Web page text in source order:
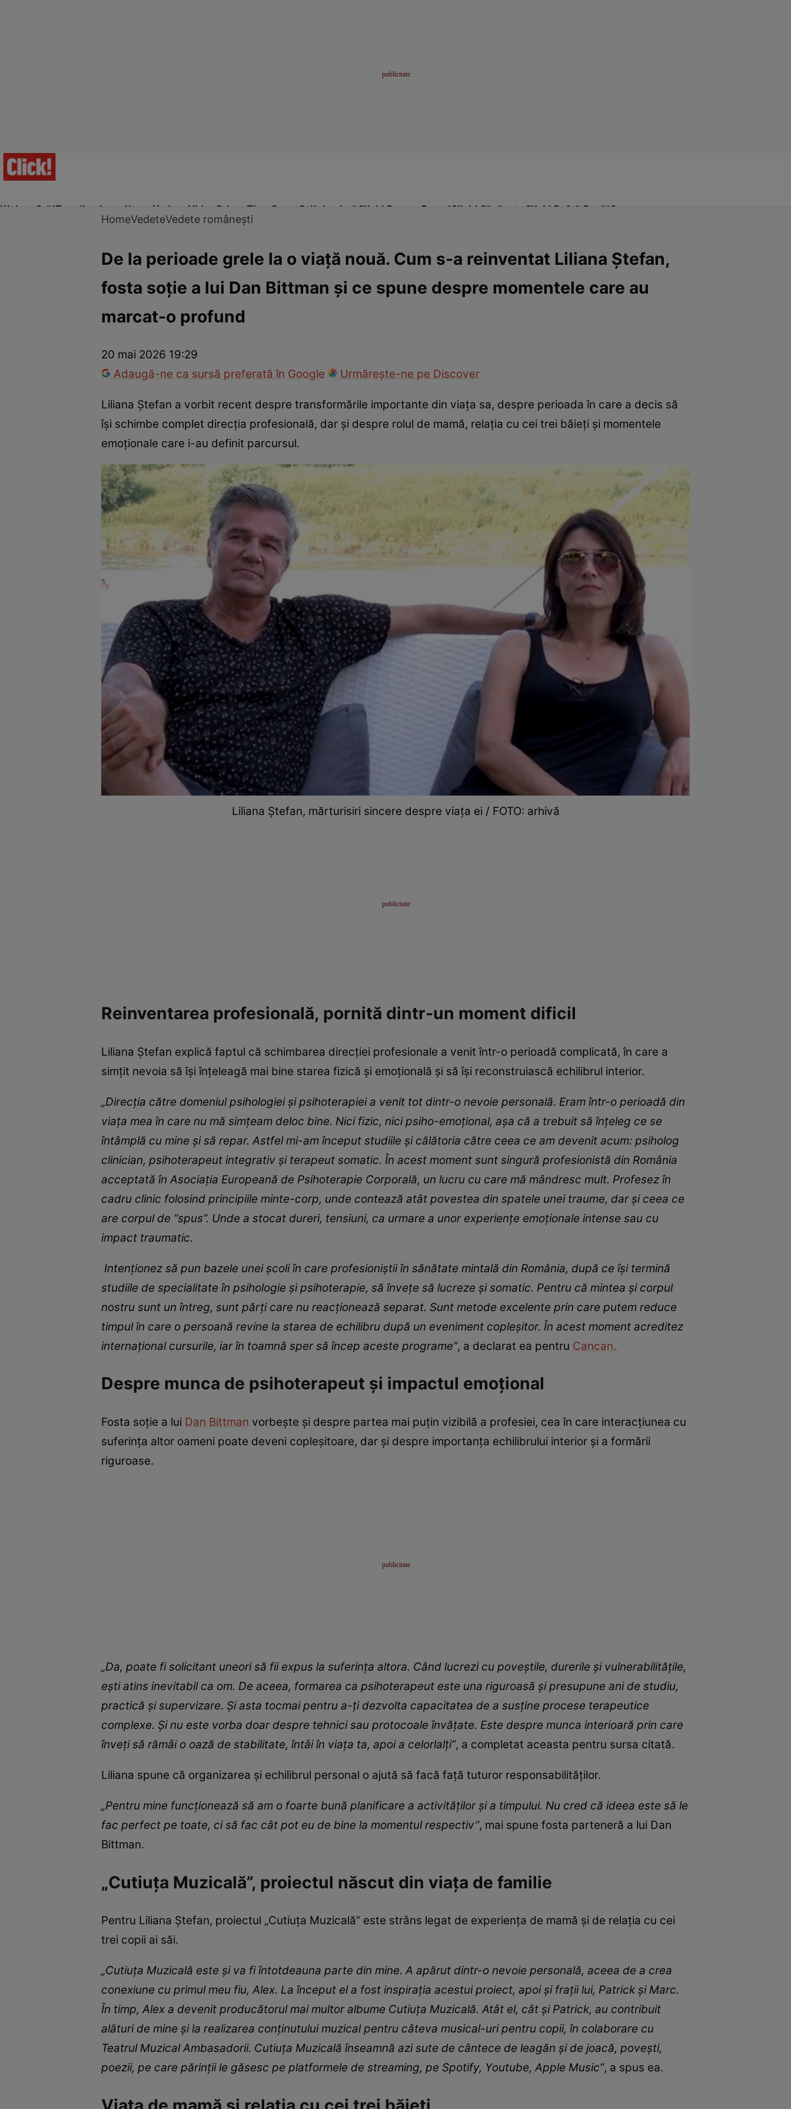
Ultima Oră!Trending Actualitate Vedete Video Prime Time SportStil de viațăClick! Pentru FemeiClick! Sănătate Click! Poftă Bună!Contact
Vedete internaționaleVedete româneștiInterviurile Click!Paparazzii Click!
HomeVedeteVedete românești
De la perioade grele la o viață nouă. Cum s-a reinventat Liliana Ștefan,
fosta soție a lui Dan Bittman și ce spune despre momentele care au
marcat-o profund
20 mai 2026 19:29
Adaugă-ne ca sursă preferată în Google
Urmărește-ne pe Discover
Liliana Ștefan a vorbit recent despre transformările importante din viața sa, despre perioada în care a decis să
își schimbe complet direcția profesională, dar și despre rolul de mamă, relația cu cei trei băieți și momentele
emoționale care i-au definit parcursul.
Liliana Ștefan, mărturisiri sincere despre viața ei / FOTO: arhivă
Reinventarea profesională, pornită dintr-un moment dificil
Liliana Ștefan explică faptul că schimbarea direcției profesionale a venit într-o perioadă complicată, în care a
simțit nevoia să își înțeleagă mai bine starea fizică și emoțională și să își reconstruiască echilibrul interior.
„Direcția către domeniul psihologiei și psihoterapiei a venit tot dintr-o nevoie personală. Eram într-o perioadă din
viața mea în care nu mă simțeam deloc bine. Nici fizic, nici psiho-emoțional, așa că a trebuit să înțeleg ce se
întâmplă cu mine și să repar. Astfel mi-am început studiile și călătoria către ceea ce am devenit acum: psiholog
clinician, psihoterapeut integrativ și terapeut somatic. În acest moment sunt singură profesionistă din România
acceptată în Asociația Europeană de Psihoterapie Corporală, un lucru cu care mă mândresc mult. Profesez în
cadru clinic folosind principiile minte-corp, unde contează atât povestea din spatele unei traume, dar și ceea ce
are corpul de “spus”. Unde a stocat dureri, tensiuni, ca urmare a unor experiențe emoționale intense sau cu
impact traumatic.
Intenționez să pun bazele unei școli în care profesioniștii în sănătate mintală din România, după ce își termină
studiile de specialitate în psihologie și psihoterapie, să învețe să lucreze și somatic. Pentru că mintea și corpul
nostru sunt un întreg, sunt părți care nu reacționează separat. Sunt metode excelente prin care putem reduce
timpul în care o persoană revine la starea de echilibru după un eveniment copleșitor. În acest moment acreditez
internațional cursurile, iar în toamnă sper să încep aceste programe”, a declarat ea pentru Cancan.
Despre munca de psihoterapeut și impactul emoțional
Fosta soție a lui Dan Bittman vorbește și despre partea mai puțin vizibilă a profesiei, cea în care interacțiunea cu
suferința altor oameni poate deveni copleșitoare, dar și despre importanța echilibrului interior și a formării
riguroase.
„Da, poate fi solicitant uneori să fii expus la suferința altora. Când lucrezi cu poveștile, durerile și vulnerabilitățile,
ești atins inevitabil ca om. De aceea, formarea ca psihoterapeut este una riguroasă și presupune ani de studiu,
practică și supervizare. Și asta tocmai pentru a-ți dezvolta capacitatea de a susține procese terapeutice
complexe. Și nu este vorba doar despre tehnici sau protocoale învățate. Este despre munca interioară prin care
înveți să rămâi o oază de stabilitate, întâi în viața ta, apoi a celorlalți”, a completat aceasta pentru sursa citată.
Liliana spune că organizarea și echilibrul personal o ajută să facă față tuturor responsabilităților.
„Pentru mine funcționează să am o foarte bună planificare a activităților și a timpului. Nu cred că ideea este să le
fac perfect pe toate, ci să fac cât pot eu de bine la momentul respectiv”, mai spune fosta parteneră a lui Dan
Bittman.
„Cutiuța Muzicală”, proiectul născut din viața de familie
Pentru Liliana Ștefan, proiectul „Cutiuța Muzicală” este strâns legat de experiența de mamă și de relația cu cei
trei copii ai săi.
„Cutiuța Muzicală este și va fi întotdeauna parte din mine. A apărut dintr-o nevoie personală, aceea de a crea
conexiune cu primul meu fiu, Alex. La început el a fost inspirația acestui proiect, apoi și frații lui, Patrick și Marc.
În timp, Alex a devenit producătorul mai multor albume Cutiuța Muzicală. Atât el, cât și Patrick, au contribuit
alături de mine și la realizarea conținutului muzical pentru câteva musical-uri pentru copii, în colaborare cu
Teatrul Muzical Ambasadorii. Cutiuța Muzicală înseamnă azi sute de cântece de leagăn și de joacă, povești,
poezii, pe care părinții le găsesc pe platformele de streaming, pe Spotify, Youtube, Apple Music”, a spus ea.